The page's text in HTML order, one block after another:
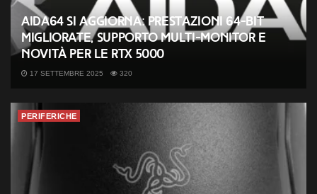
AIDA64 si aggiorna: prestazioni 64-bit
migliorate, supporto multi-monitor e
novità per le RTX 5000
17 SETTEMBRE 2025 320
PERIFERICHE